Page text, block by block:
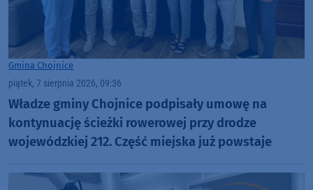
Gmina Chojnice
piątek, 7 sierpnia 2026, 09:36
Władze gminy Chojnice podpisały umowę na
kontynuację ścieżki rowerowej przy drodze
wojewódzkiej 212. Część miejska już powstaje